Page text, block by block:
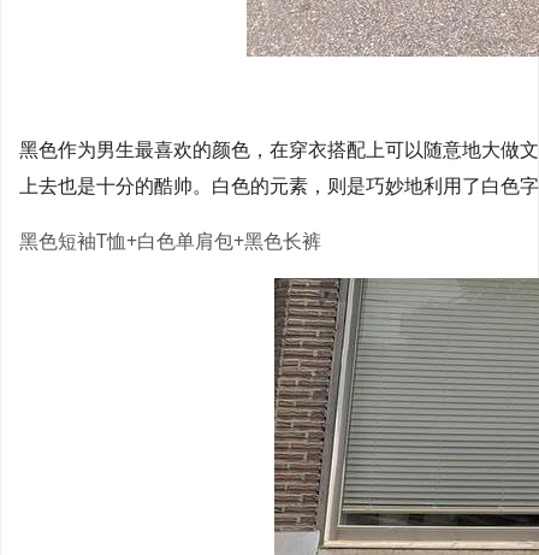
黑色作为男生最喜欢的颜色，在穿衣搭配上可以随意地大做
上去也是十分的酷帅。白色的元素，则是巧妙地利用了白色
黑色短袖T恤+白色单肩包+黑色长裤